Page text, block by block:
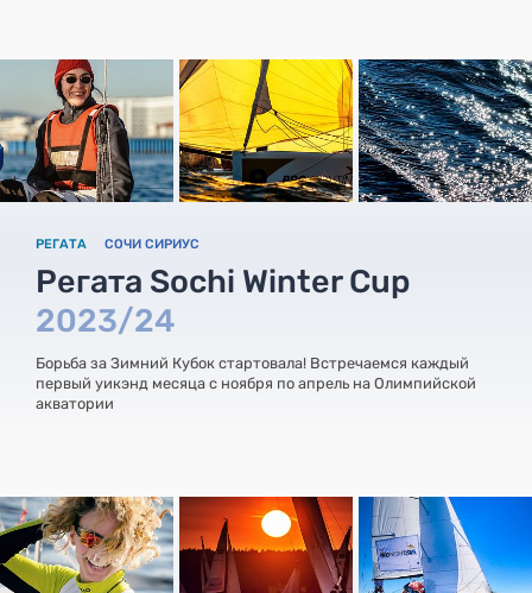
РЕГАТА СОЧИ СИРИУС
Регата Sochi Winter Cup
2023/24
Борьба за Зимний Кубок стартовала! Встречаемся каждый
первый уикэнд месяца с ноября по апрель на Олимпийской
акватории